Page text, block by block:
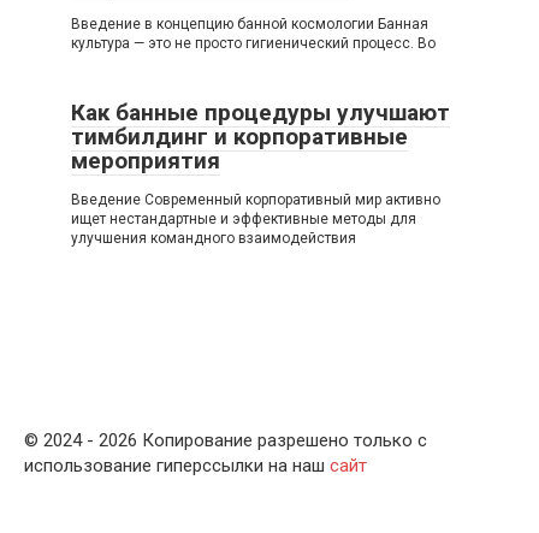
Введение в концепцию банной космологии Банная
культура — это не просто гигиенический процесс. Во
Как банные процедуры улучшают
тимбилдинг и корпоративные
мероприятия
Введение Современный корпоративный мир активно
ищет нестандартные и эффективные методы для
улучшения командного взаимодействия
© 2024 - 2026 Копирование разрешено только с
использование гиперссылки на наш сайт